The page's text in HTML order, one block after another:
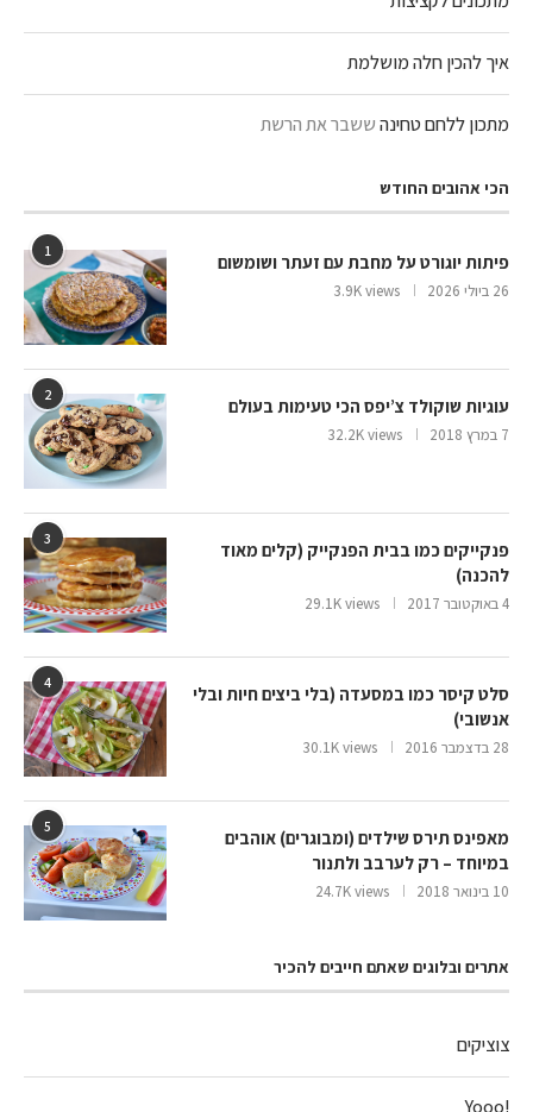
איך להכין חלה מושלמת
מתכון ללחם טחינהששבר את הרשת
הכי אהובים החודש
1
פיתות יוגורט על מחבת עם זעתר ושומשום
26 ביולי 2026 3.9K views
2
עוגיות שוקולד צ’יפס הכי טעימות בעולם
7 במרץ 2018 32.2K views
3
פנקייקים כמו בבית הפנקייק (קלים מאוד
להכנה)
4 באוקטובר 2017 29.1K views
4
סלט קיסר כמו במסעדה (בלי ביצים חיות ובלי
אנשובי)
28 בדצמבר 2016 30.1K views
5
מאפינס תירס שילדים (ומבוגרים) אוהבים
במיוחד – רק לערבב ולתנור
10 בינואר 2018 24.7K views
אתרים ובלוגים שאתם חייבים להכיר
צוציקים
!Yooo